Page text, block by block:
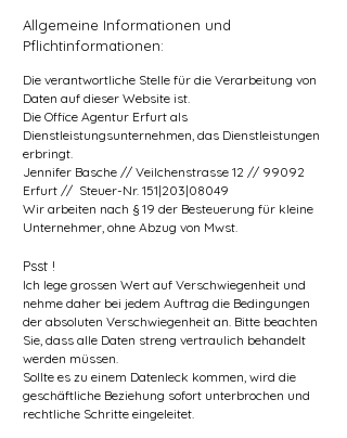
Allgemeine Informationen und
Pflichtinformationen:
Die verantwortliche Stelle für die Verarbeitung von
Daten auf dieser Website ist.
Die Office Agentur Erfurt als
Dienstleistungsunternehmen, das Dienstleistungen
erbringt.
Jennifer Basche // Veilchenstrasse 12 // 99092
Erfurt // Steuer-Nr. 151|203|08049
Wir arbeiten nach § 19 der Besteuerung für kleine
Unternehmer, ohne Abzug von Mwst.
Psst !
Ich lege grossen Wert auf Verschwiegenheit und
nehme daher bei jedem Auftrag die Bedingungen
der absoluten Verschwiegenheit an. Bitte beachten
Sie, dass alle Daten streng vertraulich behandelt
werden müssen.
Sollte es zu einem Datenleck kommen, wird die
geschäftliche Beziehung sofort unterbrochen und
rechtliche Schritte eingeleitet.